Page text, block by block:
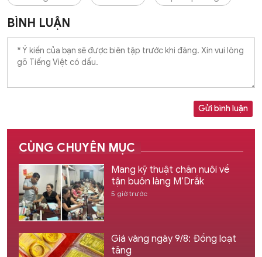
BÌNH LUẬN
Gửi bình luận
CÙNG CHUYÊN MỤC
Mang kỹ thuật chăn nuôi về
tận buôn làng M’Drắk
5 giờ trước
Giá vàng ngày 9/8: Đồng loạt
tăng